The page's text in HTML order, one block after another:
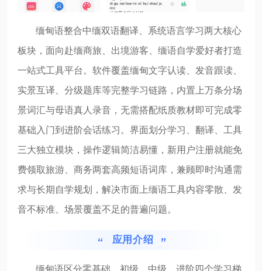
缅甸语整合中缅双语翻译、系统语言学习两大核心
板块，面向赴缅商旅、出境游客、缅语自学爱好者打造
一站式工具平台。软件覆盖缅甸文字认读、发音跟读、
实景互译、分级题库等完整学习链路，内置上万条分场
景词汇与母语真人录音，无需搭配纸质教材即可完成零
基础入门到进阶会话练习。界面划分学习、翻译、工具
三大独立模块，操作逻辑简洁易懂，新用户注册就能免
费领取旅游、商务两套高频短语词库，兼顾即时沟通需
求与长期自学规划，解决市面上缅语工具内容零散、发
音不标准、场景覆盖不足的普遍问题。
应用介绍